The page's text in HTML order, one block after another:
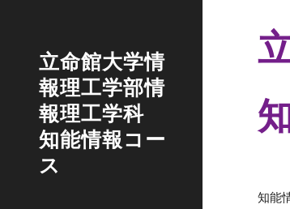
立命館大学情
報理工学部情
報理工学科
知能情報コー
ス
知能